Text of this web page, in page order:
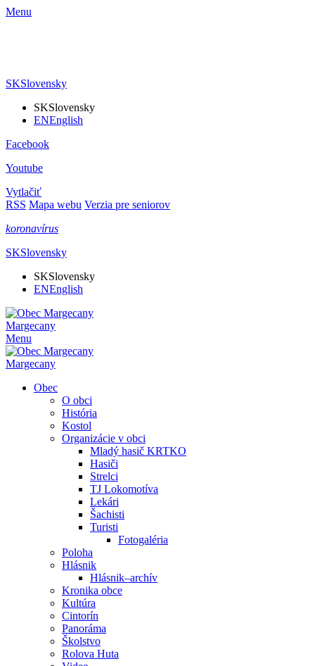
Menu
SKSlovensky
SKSlovensky
ENEnglish
Facebook
Youtube
Vytlačiť
RSS Mapa webu Verzia pre seniorov
koronavírus
SKSlovensky
SKSlovensky
ENEnglish
Margecany
Menu
Margecany
Obec
O obci
História
Kostol
Organizácie v obci
Mladý hasič KRTKO
Hasiči
Strelci
TJ Lokomotíva
Lekári
Šachisti
Turisti
Fotogaléria
Poloha
Hlásnik
Hlásnik–archív
Kronika obce
Kultúra
Cintorín
Panoráma
Školstvo
Rolova Huta